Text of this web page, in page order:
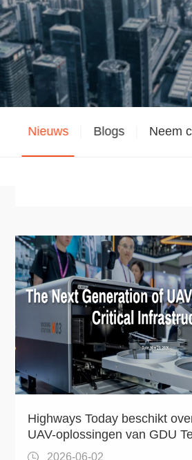
Nieuws Blogs Neem
Highways Today beschikt
UAV-oplossingen van GDU
2026-06-02